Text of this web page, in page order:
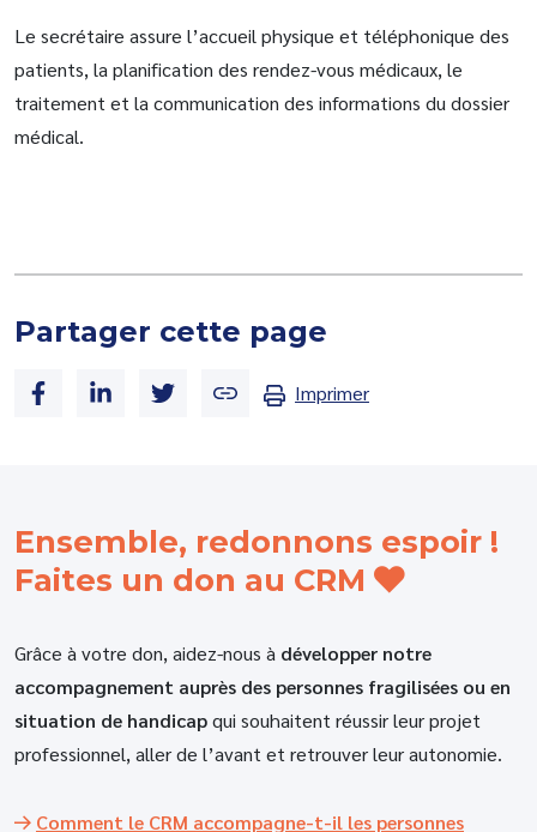
Le secrétaire assure l’accueil physique et téléphonique des
patients, la planification des rendez-vous médicaux, le
traitement et la communication des informations du dossier
médical.
Partager cette page
Imprimer
Ensemble, redonnons espoir !
Faites un don au CRM
Grâce à votre don, aidez-nous à développer notre
accompagnement auprès des personnes fragilisées ou en
situation de handicapqui souhaitent réussir leur projet
professionnel, aller de l’avant et retrouver leur autonomie.
Comment le CRM accompagne-t-il les personnes